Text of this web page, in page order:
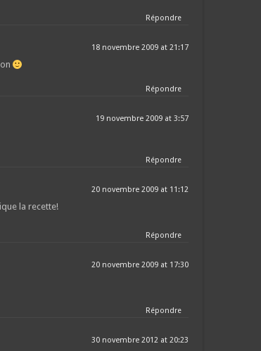
Répondre
18 novembre 2009 at 21:17
Répondre
19 novembre 2009 at 3:57
Répondre
20 novembre 2009 at 11:12
la recette!
Répondre
20 novembre 2009 at 17:30
Répondre
30 novembre 2012 at 20:23